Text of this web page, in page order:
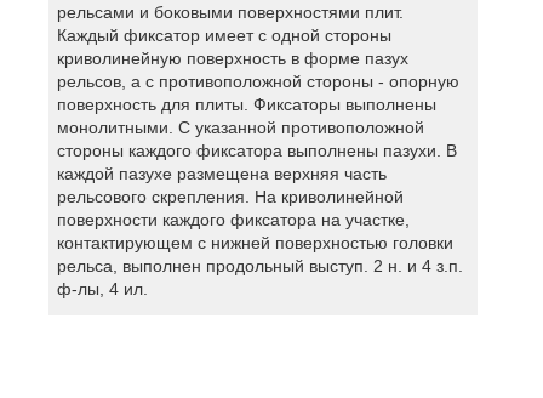
рельсами и боковыми поверхностями плит.
Каждый фиксатор имеет с одной стороны
криволинейную поверхность в форме пазух
рельсов, а с противоположной стороны - опорную
поверхность для плиты. Фиксаторы выполнены
монолитными. С указанной противоположной
стороны каждого фиксатора выполнены пазухи. В
каждой пазухе размещена верхняя часть
рельсового скрепления. На криволинейной
поверхности каждого фиксатора на участке,
контактирующем с нижней поверхностью головки
рельса, выполнен продольный выступ. 2 н. и 4 з.п.
ф-лы, 4 ил.